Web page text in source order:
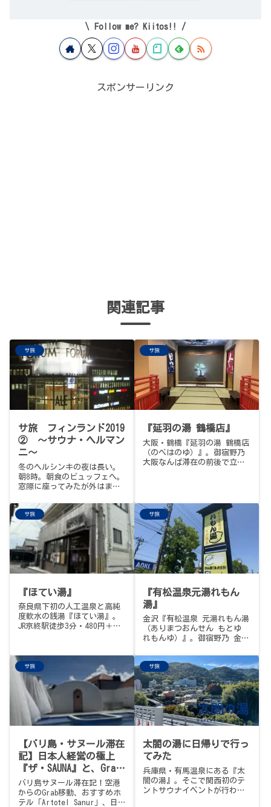
Follow me? Kiitos!!
スポンサーリンク
関連記事
サ旅
サ旅 フィンランド2019
② 〜サウナ・ヘルマン
ニ〜
冬のヘルシンキの夜は長い。
朝8時。朝食のビュッフェへ。
窓際に座ってみたが外はまだ
く予定だ。1件目は「サウナヘ
ルマンニ」…
サ旅
『延羽の湯 鶴橋店』
大阪・鶴橋『延羽の湯 鶴橋店
（のべはのゆ）』。御宿野乃
大阪なんば滞在の前後で立ち
一熱い」と噂の90℃"熱風蒸
屋"（40人定員・1時間に1度
のロウリュサービス）と、も
ぐり込む秘密基地感の86℃"熱
の室"（セルフロウリュ可）の
2種、やや深めで広い15℃水風
呂、そして都会のど真ん中と
気浴。サウナ飯は"ラーメンか
と思うほど麺多め"のもつ鍋定
食＋メガハイボールで。全体
的にしっかり好印象の1軒でし
た。
サ旅
『ほてい湯』
奈良県下初の人工温泉と高純
度軟水の銭湯『ほてい湯』。
JR京終駅徒歩3分・480円＋サ
サ室に流れるFM COCOLO、サウ
ナ出て3歩のやわらか軟水水風
呂。サ旅メシは奈良駅近くの
立ち飲み「369ミロク」で。
サ旅
『有松温泉元湯れもん
湯』
金沢『有松温泉 元湯れもん湯
（ありまつおんせん もとゆ
れもんゆ）』。御宿野乃 金沢
スに乗り、野乃の前を通り過
ぎてバス停「寺地」で下車、
徒歩1分。入浴料500円＋サウ
ナ200円。110℃のストーン対
流式サウナ（20分ごとにオー
トロウリュ、テレビはNHKのど
自慢）、18℃と20℃の2つの
水風呂（屋外は小さめプール
モール泉が締めのごちそう。
サウナ飯は帰り道、金沢の隠
堂』のとんバラ定食で。地元
の爺さんたちに愛される、風
通しの良い1軒でした。
サ旅
【バリ島・サヌール滞在
記】日本人経営の極上
『ザ・SAUNA』と、Grab
で巡る大人の南国サウナ
旅🌴
バリ島サヌール滞在記！空港
からのGrab移動、おすすめホ
テル「Artotel Sanur」、日
サ旅
太閤の湯に日帰りで行っ
てみた
兵庫県・有馬温泉にある『太
閤の湯』。そこで関西初のテ
ントサウナイベントが行われ